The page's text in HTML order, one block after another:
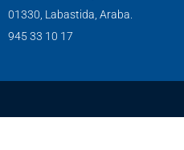
01330, Labastida, Araba.
945 33 10 17